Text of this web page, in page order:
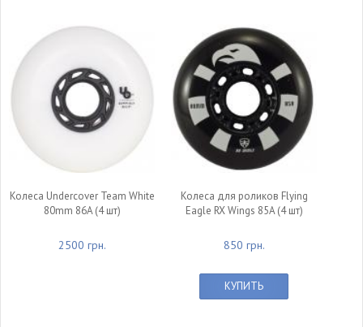
Колеса Undercover Team White
80mm 86A (4 шт)
2500 грн.
Колеса для роликов Flying
Eagle RX Wings 85A (4 шт)
850 грн.
КУПИТЬ